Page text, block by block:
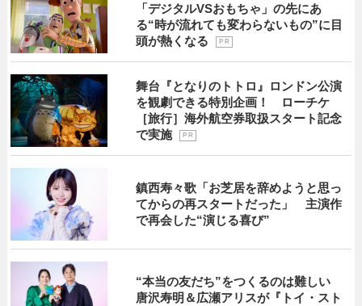
「デジタルVSおもちゃ」の先にあ
る“時が流れても変わらないもの”に目
頭が熱くなる
P R
舞台『となりのトトロ』ロンドン公演
を観劇できる特別企画！ ローチケ
［旅行］海外航空券取扱スタート記念
で実施
P R
鎮西寿々歌「お芝居を辞めようと思っ
てからの再スタートだった」 主演作
で再会した“演じる喜び”
“本当の友だち”をつくるのは難しい
唐沢寿明＆広瀬アリスが『トイ・スト